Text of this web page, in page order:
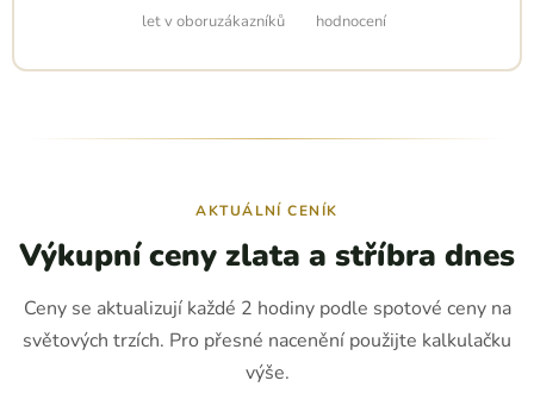
let v oboruzákazníků hodnocení
AKTUÁLNÍ CENÍK
Výkupní ceny zlata a stříbra dnes
Ceny se aktualizují každé 2 hodiny podle spotové ceny na
světových trzích. Pro přesné nacenění použijte kalkulačku
výše.